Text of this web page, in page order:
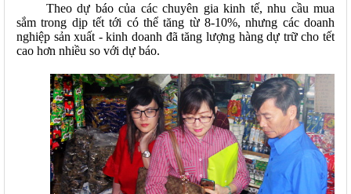
Theo dự báo của các chuyên gia kinh tế, nhu cầu mua
sắm trong dịp tết tới có thể tăng từ 8-10%, nhưng các doanh
nghiệp sản xuất - kinh doanh đã tăng lượng hàng dự trữ cho tết
cao hơn nhiều so với dự báo.